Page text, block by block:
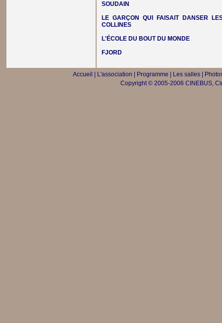
SOUDAIN
LE GARÇON QUI FAISAIT DANSER
COLLINES
L'ÉCOLE DU BOUT DU MONDE
FJORD
Accueil L'association Programme Les salles|
Copyright © 2005-2006 CINEBUS,